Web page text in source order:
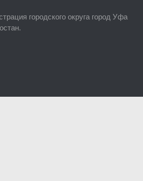
городского округа город Уфа